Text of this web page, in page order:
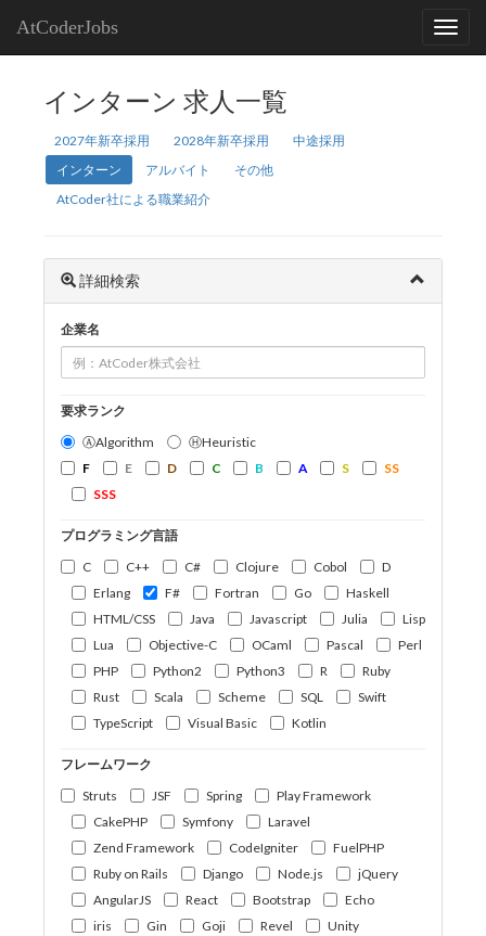
AtCoderJobs
インターン 求人一覧
2027年新卒採用 2028年新卒採用
中途採用
インターン
アルバイト
その他
AtCoder社による職業紹介
詳細検索
企業名
要求ランク
ⒶAlgorithm
ⒽHeuristic
F
E D C B A S
SS
SSS
プログラミング言語
C
C++ C# Clojure Cobol
D
Erlang
F# Fortran Go
Haskell
HTML/CSS
Java Javascript Julia
Lisp
Lua
Objective-C OCaml Pascal
Perl
PHP
Python2 Python3 R
Ruby
Rust
Scala Scheme SQL
Swift
TypeScript
Visual Basic Kotlin
フレームワーク
Struts
JSF Spring
Play Framework
CakePHP
Symfony
Laravel
Zend Framework
CodeIgniter
FuelPHP
Ruby on Rails
Django Node.js
jQuery
AngularJS
React Bootstrap
Echo
iris
Gin Goji Revel
Unity